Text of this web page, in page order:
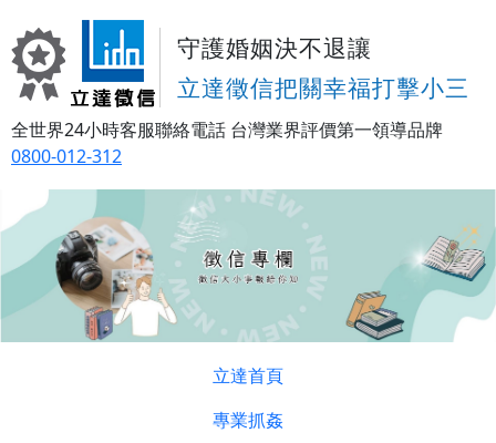
守護婚姻決不退讓
立達徵信把關幸福打擊小三
全世界24小時客服聯絡電話 台灣業界評價第一領導品牌
0800-012-312
立達首頁
專業抓姦